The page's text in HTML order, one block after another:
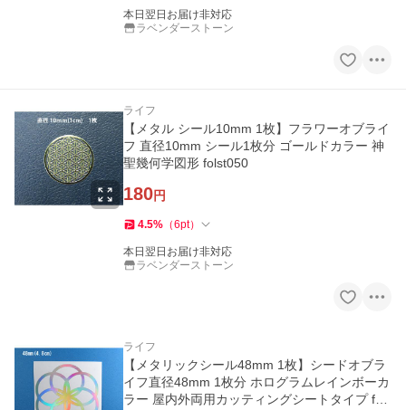
本日翌日お届け非対応
ラベンダーストーン
ライフ
【メタル シール10mm 1枚】フラワーオブライ
フ 直径10mm シール1枚分 ゴールドカラー 神
聖幾何学図形 folst050
180円
4.5% （6pt）
本日翌日お届け非対応
ラベンダーストーン
ライフ
【メタリックシール48mm 1枚】シードオブラ
イフ直径48mm 1枚分 ホログラムレインボーカ
ラー 屋内外両用カッティングシートタイプ fols